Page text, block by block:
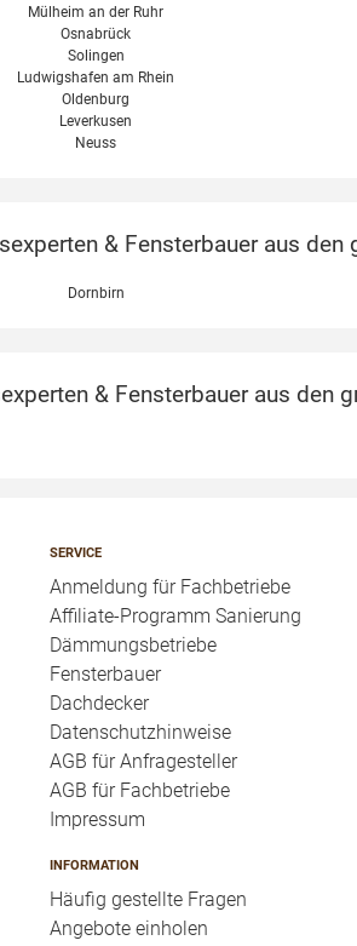
Mülheim an der Ruhr
Osnabrück
Solingen
Ludwigshafen am Rhein
Oldenburg
Leverkusen
Neuss
& Fensterbauer aus
Dornbirn
& Fensterbauer aus den
SERVICE
Anmeldung für Fachbetriebe
Affiliate-Programm Sanierung
Dämmungsbetriebe
Fensterbauer
Dachdecker
Datenschutzhinweise
AGB für Anfragesteller
AGB für Fachbetriebe
Impressum
INFORMATION
Häufig gestellte Fragen
Angebote einholen